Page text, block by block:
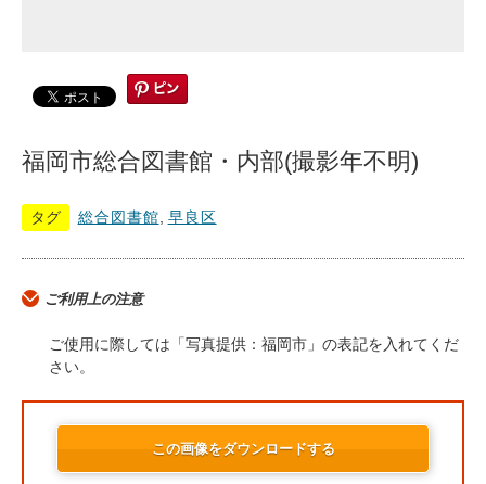
福岡市総合図書館・内部(撮影年不明)
タグ 総合図書館 早良区
ご利用上の注意
ご使用に際しては「写真提供：福岡市」の表記を入れてくだ
さい。
この画像をダウンロードする